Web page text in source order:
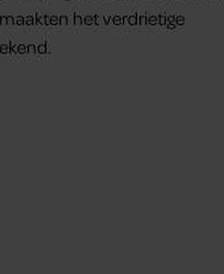
het verdrietige